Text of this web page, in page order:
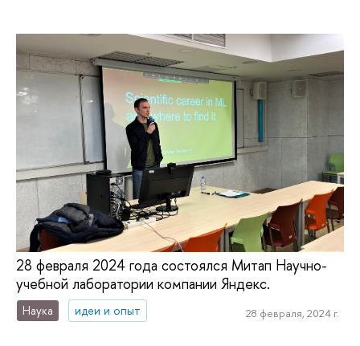
28 февраля 2024 года состоялся Митап Научно-
учебной лаборатории компании Яндекс.
Наука идеи и опыт 28 февраля, 2024 г.